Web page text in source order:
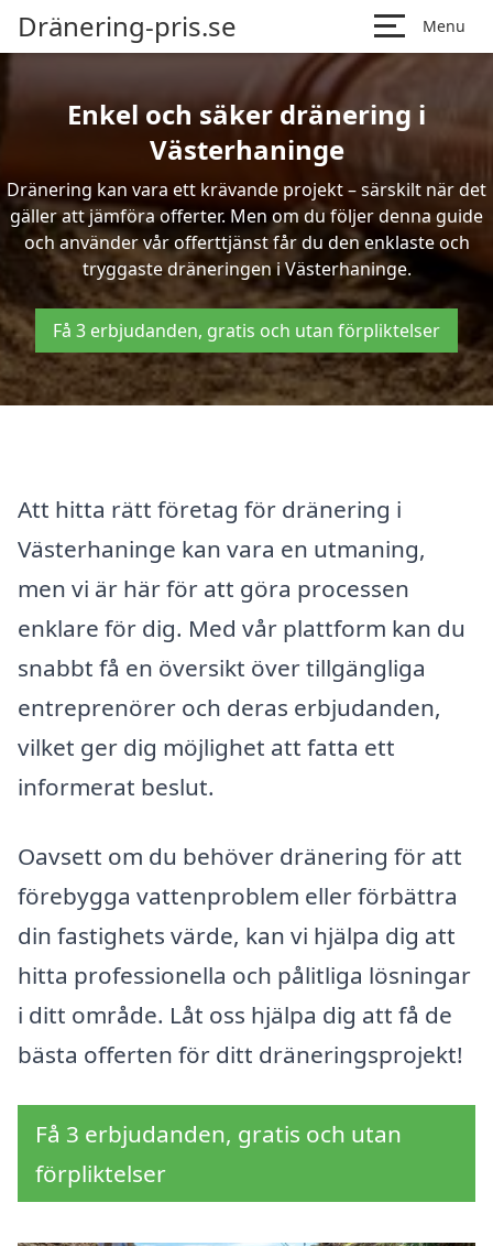
Dränering-pris.se Menu
Enkel och säker dränering i
Västerhaninge
Dränering kan vara ett krävande projekt – särskilt när det
gäller att jämföra offerter. Men om du följer denna guide
och använder vår offerttjänst får du den enklaste och
tryggaste dräneringen i Västerhaninge.
Få 3 erbjudanden, gratis och utan förpliktelser
Att hitta rätt företag för dränering i
Västerhaninge kan vara en utmaning,
men vi är här för att göra processen
enklare för dig. Med vår plattform kan du
snabbt få en översikt över tillgängliga
entreprenörer och deras erbjudanden,
vilket ger dig möjlighet att fatta ett
informerat beslut.
Oavsett om du behöver dränering för att
förebygga vattenproblem eller förbättra
din fastighets värde, kan vi hjälpa dig att
hitta professionella och pålitliga lösningar
i ditt område. Låt oss hjälpa dig att få de
bästa offerten för ditt dräneringsprojekt!
Få 3 erbjudanden, gratis och utan
förpliktelser